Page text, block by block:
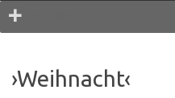
›Weihnacht‹